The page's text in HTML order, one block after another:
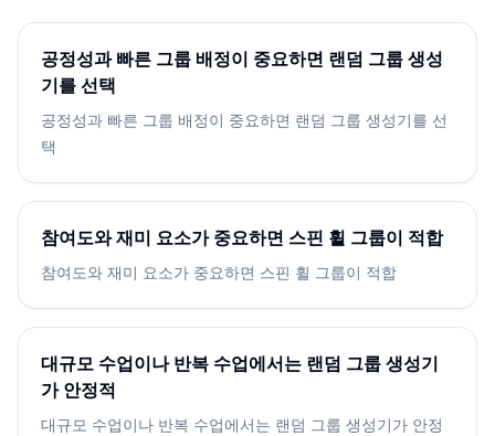
공정성과 빠른 그룹 배정이 중요하면 랜덤 그룹 생성
기를 선택
공정성과 빠른 그룹 배정이 중요하면 랜덤 그룹 생성기를 선
택
참여도와 재미 요소가 중요하면 스핀 휠 그룹이 적합
참여도와 재미 요소가 중요하면 스핀 휠 그룹이 적합
대규모 수업이나 반복 수업에서는 랜덤 그룹 생성기
가 안정적
대규모 수업이나 반복 수업에서는 랜덤 그룹 생성기가 안정